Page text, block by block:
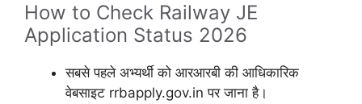
How to Check Railway JE
Application Status 2026
सबसे पहले अभ्यर्थी को आरआरबी की आधिकारिक
वेबसाइट rrbapply.gov.in पर जाना है।